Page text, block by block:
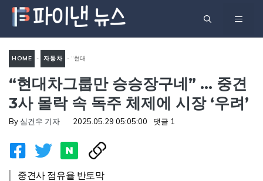
츠
뛰
기
메
HOME - 자동차 - “현대
차그룹만 승승장구네” … 중견
3사 몰락 속 독주 체제에 시장
“현대차그룹만 승승장구네” … 중견
3사 몰락 속 독주 체제에 시장 ‘우려’
By 심건우 기자 2025.05.29 05:05:00 댓글 1
중견사 점유율 반토막